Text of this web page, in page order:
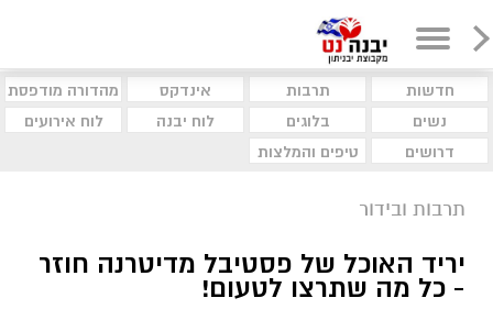
חדשות תרבות אינדקס
מהדורה מודפסת
נשים
בלוגים לוח יבנה
לוח אירועים
דרושים
טיפים והמלצות
תרבות ובידור
יריד האוכל של פסטיבל מדיטרנה חוזר
- כל מה שתרצו לטעום!